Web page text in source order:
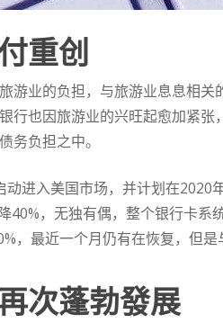
重创
游业的负担，与旅游业息息相
行也因旅游业的兴旺起愈加紧
务负担之中。
进入美国市场，并计划在
40%，无独有偶，整个银行卡
，最近一个月仍有在恢复，但是
次蓬勃發展